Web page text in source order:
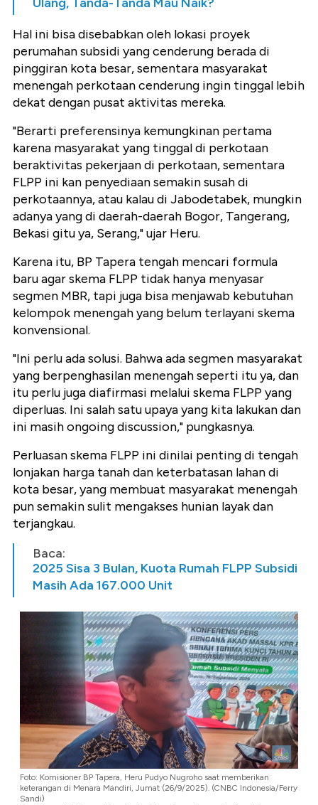
Hal ini bisa disebabkan oleh lokasi proyek
perumahan subsidi yang cenderung berada di
pinggiran kota besar, sementara masyarakat
menengah perkotaan cenderung ingin tinggal lebih
dekat dengan pusat aktivitas mereka.
"Berarti preferensinya kemungkinan pertama
karena masyarakat yang tinggal di perkotaan
beraktivitas pekerjaan di perkotaan, sementara
FLPP ini kan penyediaan semakin susah di
perkotaannya, atau kalau di Jabodetabek, mungkin
adanya yang di daerah-daerah Bogor, Tangerang,
Bekasi gitu ya, Serang," ujar Heru.
Karena itu, BP Tapera tengah mencari formula
baru agar skema FLPP tidak hanya menyasar
segmen MBR, tapi juga bisa menjawab kebutuhan
kelompok menengah yang belum terlayani skema
konvensional.
"Ini perlu ada solusi. Bahwa ada segmen masyarakat
yang berpenghasilan menengah seperti itu ya, dan
itu perlu juga diafirmasi melalui skema FLPP yang
diperluas. Ini salah satu upaya yang kita lakukan dan
ini masih ongoing discussion," pungkasnya.
Perluasan skema FLPP ini dinilai penting di tengah
lonjakan harga tanah dan keterbatasan lahan di
kota besar, yang membuat masyarakat menengah
pun semakin sulit mengakses hunian layak dan
terjangkau.
Baca:
2025 Sisa 3 Bulan, Kuota Rumah FLPP Subsidi
Masih Ada 167.000 Unit
Foto: Komisioner BP Tapera, Heru Pudyo Nugroho saat memberikan
keterangan di Menara Mandiri, Jumat (26/9/2025). (CNBC Indonesia/Ferry
Sandi)